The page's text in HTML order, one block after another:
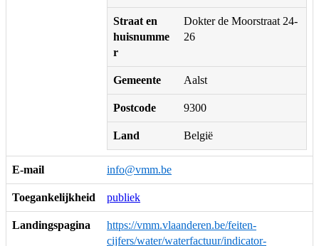
Straat en
huisnumme
r
Dokter de Moorstraat 24-
26
Gemeente Aalst
Postcode 9300
Land België
E-mail info@vmm.be
Toegankelijkheid publiek
Landingspagina
https://vmm.vlaanderen.be/feiten-
cijfers/water/waterfactuur/indicator-